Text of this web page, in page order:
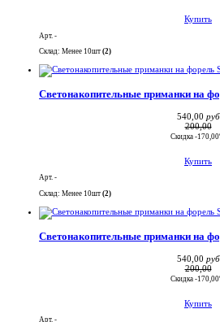
Купить
Арт. -
Склад: Менее 10шт (2)
Светонакопительные приманки на
540,00 руб
200,00
Скидка -
Купить
Арт. -
Склад: Менее 10шт (2)
Светонакопительные приманки на
540,00 руб
200,00
Скидка -
Купить
Арт. -